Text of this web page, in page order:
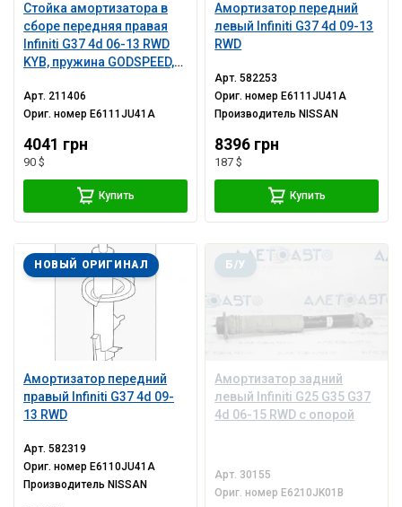
Стойка амортизатора в
сборе передняя правая
Infiniti G37 4d 06-13 RWD
KYB, пружина GODSPEED,
Арт. 211406
Ориг. номер E6111JU41A
4041 грн
90 $
Купить
Амортизатор передний
левый Infiniti G37 4d 09-13
RWD
Арт.582253
Ориг. номер E6111JU41A
Производитель NISSAN
8396 грн
187 $
Купить
Амортизатор передний
правый Infiniti G37 4d 09-
13 RWD
НОВЫЙ ОРИГИНАЛ
Арт.582319
Ориг. номер E6110JU41A
Производитель NISSAN
Амортизатор задний
левый Infiniti G25 G35 G37
4d 06-15 RWD с опорой
Б/У
Арт. 30155
Ориг. номер E6210JK01B